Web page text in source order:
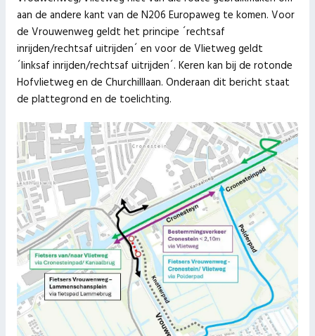
aan de andere kant van de N206 Europaweg te komen. Voor
de Vrouwenweg geldt het principe ´rechtsaf
inrijden/rechtsaf uitrijden´ en voor de Vlietweg geldt
´linksaf inrijden/rechtsaf uitrijden´. Keren kan bij de rotonde
Hofvlietweg en de Churchilllaan. Onderaan dit bericht staat
de plattegrond en de toelichting.